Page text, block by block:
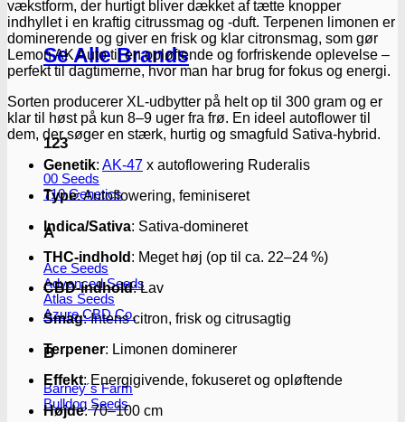
Se Alle Brands
123
00 Seeds
710 Genetics
A
Ace Seeds
Advanced Seeds
Atlas Seeds
Azure CBD Co.
B
Barney´s Farm
Bulldog Seeds
vækstform, der hurtigt bliver dækket af tætte knopper
indhyllet i en kraftig citrussmag og -duft. Terpenen limonen er
dominerende og giver en frisk og klar citronsmag, som gør
Lemon AK Auto til en opløftende og forfriskende oplevelse –
perfekt til dagtimerne, hvor man har brug for fokus og energi.
Sorten producerer XL-udbytter på helt op til 300 gram og er
klar til høst på kun 8–9 uger fra frø. En ideel autoflower til
dem, der søger en stærk, hurtig og smagfuld Sativa-hybrid.
Genetik: AK-47 x autoflowering Ruderalis
Type: Autoflowering, feminiseret
Indica/Sativa: Sativa-domineret
THC-indhold : Meget høj (op til ca. 22–24 %)
CBD-indhold: Lav
Smag: Intens citron, frisk og citrusagtig
Terpener: Limonen dominerer
Effekt: Energigivende, fokuseret og opløftende
Højde: 70–100 cm